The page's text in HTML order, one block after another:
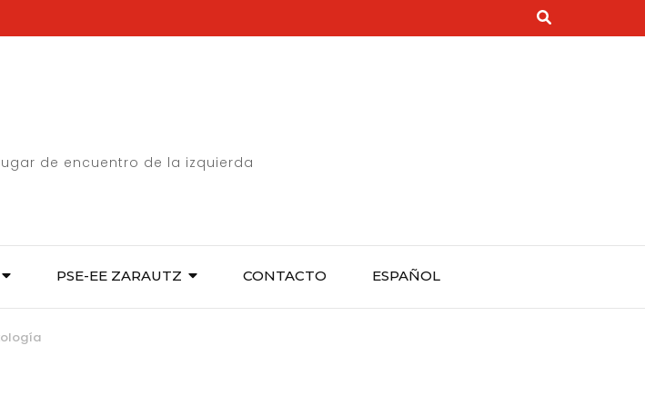
de encuentro de la izquierda
PSE-EE ZARAUTZ CONTACTO ESPAÑOL